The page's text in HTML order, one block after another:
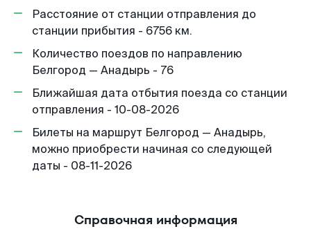
Расстояние от станции отправления до
станции прибытия - 6756 км.
Количество поездов по направлению
Белгород — Анадырь - 76
Ближайшая дата отбытия поезда со станции
отправления - 10-08-2026
Билеты на маршрут Белгород — Анадырь,
можно приобрести начиная со следующей
даты - 08-11-2026
Справочная информация